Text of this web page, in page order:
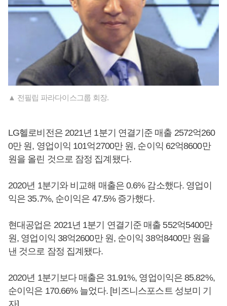
▲ 전필립 파라다이스그룹 회장.
LG헬로비전은 2021년 1분기 연결기준 매출 2572억260
0만 원, 영업이익 101억2700만 원, 순이익 62억8600만
원을 올린 것으로 잠정 집계됐다.
2020년 1분기와 비교해 매출은 0.6% 감소했다. 영업이
익은 35.7%, 순이익은 47.5% 증가했다.
현대공업은 2021년 1분기 연결기준 매출 552억5400만
원, 영업이익 38억2600만 원, 순이익 38억8400만 원을
낸 것으로 잠정 집계됐다.
2020년 1분기보다 매출은 31.91%, 영업이익은 85.82%,
순이익은 170.66% 늘었다. [비즈니스포스트 성보미 기